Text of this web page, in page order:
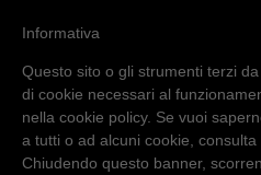
Informativa
Questo sito o gli strumenti terzi
di cookie necessari al
nella cookie policy. Se vuoi
a tutti o ad alcuni cookie, consulta
Chiudendo questo banner,